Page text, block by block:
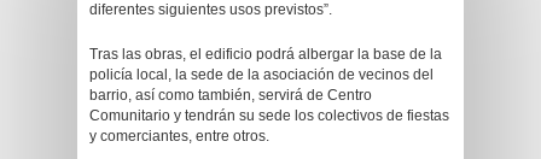
diferentes siguientes usos previstos”.
Tras las obras, el edificio podrá albergar la base de la
policía local, la sede de la asociación de vecinos del
barrio, así como también, servirá de Centro
Comunitario y tendrán su sede los colectivos de fiestas
y comerciantes, entre otros.